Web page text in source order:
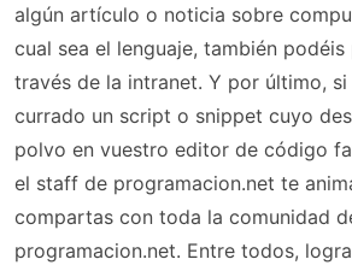
algún artículo o noticia sobre
cual sea el lenguaje, también
través de la intranet. Y por último, si
currado un script o snippet cuyo
polvo en vuestro editor de código
el staff de programacion.net te
compartas con toda la comunidad
programacion.net. Entre todos,